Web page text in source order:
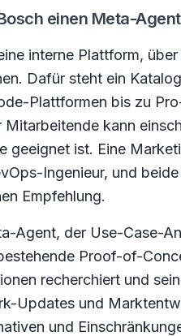
einen Meta-
interne Plattform,
Dafür steht ein
Plattformen bis zu
kann
geeignet ist. Eine
Ingenieur, und
Empfehlung.
Agent, der Use-Case-
Proof-of-
recherchiert und
Updates und
und